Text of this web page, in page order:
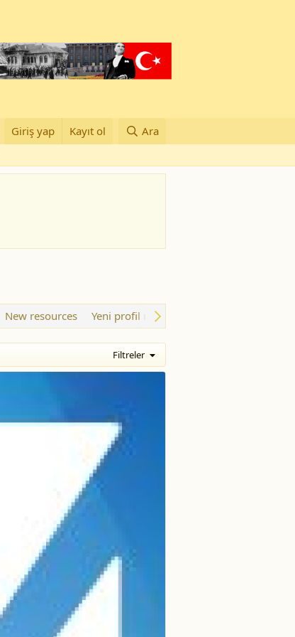
Groups
Giriş yap Kayıt ol Ara
New resources Yeni profil mesajları
Filtreler